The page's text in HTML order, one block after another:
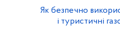
Як безпечно
і туристичні